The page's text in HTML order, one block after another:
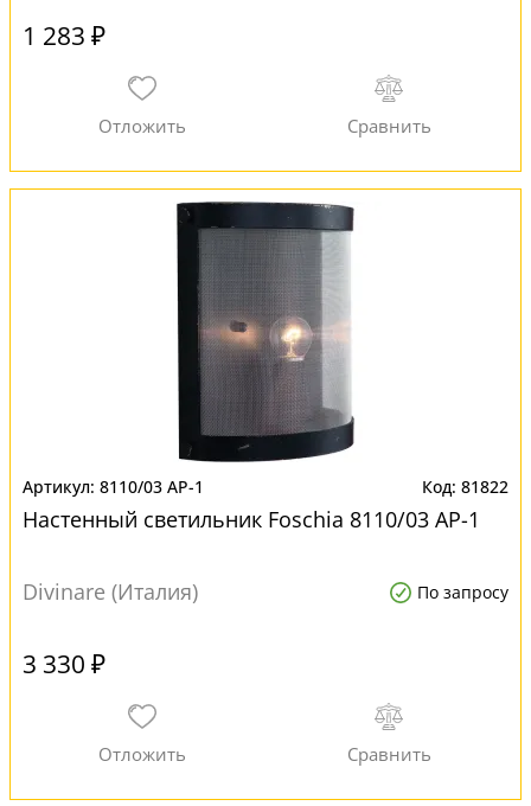
1 283 ₽
8110/03 AP-1 81822
Настенный светильник Foschia 8110/03 AP-1
Divinare (Италия) По запросу
3 330 ₽